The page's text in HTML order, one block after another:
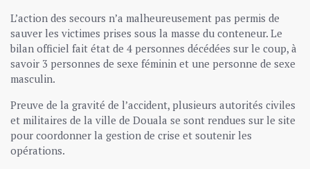
L’action des secours n’a malheureusement pas permis de
sauver les victimes prises sous la masse du conteneur. Le
bilan officiel fait état de 4 personnes décédées sur le coup, à
savoir 3 personnes de sexe féminin et une personne de sexe
masculin.
Preuve de la gravité de l’accident, plusieurs autorités civiles
et militaires de la ville de Douala se sont rendues sur le site
pour coordonner la gestion de crise et soutenir les
opérations.